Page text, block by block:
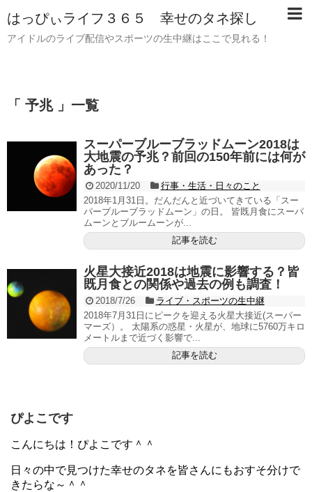
はっぴぃライフ３６５ 幸せのタネ探し
アイドルのライブ配信やスポーツの生中継はここで見れる！
「 予兆 」一覧
スーパーブルーブラッドムーン2018は
大地震の予兆？前回の150年前には何が
あった？
2020/11/20
行事・生活・日々のこと
2018年1月31日。だんだんと近づいてきている「スー
パーブルーブラッドムーン」の日。 皆既月食にスーパ
ムーンとブルームーンが...
記事を読む
火星大接近2018は地震に影響する？皆
既月食との関係や過去の例も調査！
2018/7/26
ライブ・スポーツの生中継
2018年7月31日にピークを迎える火星大接近(スーパー
マーズ）。 太陽系の惑星・火星が、地球に5760万キロ
メートルまで近づく影響で...
記事を読む
ぴよこです
こんにちは！ぴよこです＾＾
日々の中で見つけた幸せのタネを皆さんにもおすそ分けで
きたらな～＾＾